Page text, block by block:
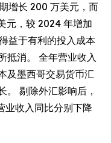
增长 200 万美元，而
元，较 2024 年增加
益于有利的投入成本
抵消。 全年营业收入
及墨西哥交易货币汇
。 剔除外汇影响后，
业收入同比分别下降